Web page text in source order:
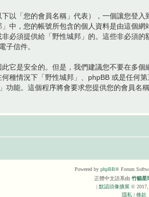
以「您的會員名稱」代表），一個讓您登
中，您的帳號所包含的個人資料是由這個
必須提供給「野性城邦」的。這些非必須
子信件。
它是安全的。但是，我們建議您不要在多
種情況下「野性城邦」、phpBB 或是任何
功能。這個程序將會要求您提供您的會員
Powered by phpBB® Forum
正體中文語系由 竹貓星
| 默認頭像擴展 © 2017,
隱私 | 條款